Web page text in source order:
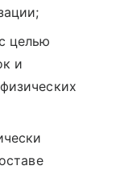
целью
и